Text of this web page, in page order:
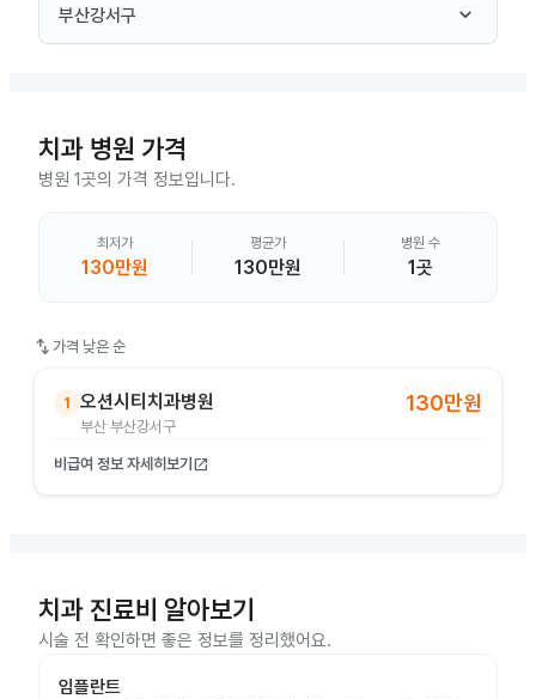
부산강서구 keyboard_arrow_down
치과 병원 가격
병원 1곳의 가격 정보입니다.
최저가
130만원
평균가
130만원
병원 수
1곳
swap_vert 가격 낮은 순
1 오션시티치과병원
부산 부산강서구
130만원
비급여 정보 자세히보기 open_in_new
치과 진료비 알아보기
시술 전 확인하면 좋은 정보를 정리했어요.
임플란트